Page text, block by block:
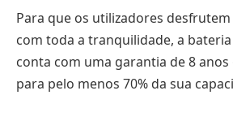
Para que os utilizadores
com toda a tranquilidade, a
conta com uma garantia de 8 anos
para pelo menos 70% da sua